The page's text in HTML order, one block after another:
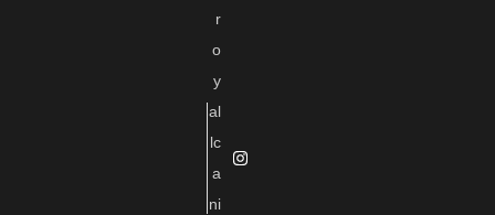
r
o
y
al
lc
a
ni